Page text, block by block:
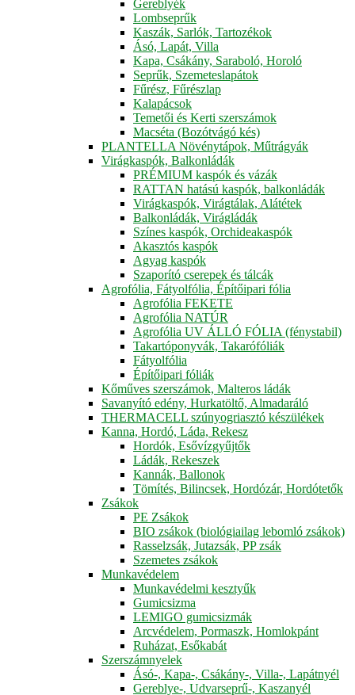
Gereblyék
Lombseprűk
Kaszák, Sarlók, Tartozékok
Ásó, Lapát, Villa
Kapa, Csákány, Saraboló, Horoló
Seprűk, Szemeteslapátok
Fűrész, Fűrészlap
Kalapácsok
Temetői és Kerti szerszámok
Macséta (Bozótvágó kés)
PLANTELLA Növénytápok, Műtrágyák
Virágkaspók, Balkonládák
PRÉMIUM kaspók és vázák
RATTAN hatású kaspók, balkonládák
Virágkaspók, Virágtálak, Alátétek
Balkonládák, Virágládák
Színes kaspók, Orchideakaspók
Akasztós kaspók
Agyag kaspók
Szaporító cserepek és tálcák
Agrofólia, Fátyolfólia, Építőipari fólia
Agrofólia FEKETE
Agrofólia NATÚR
Agrofólia UV ÁLLÓ FÓLIA (fénystabil)
Takartóponyvák, Takarófóliák
Fátyolfólia
Építőipari fóliák
Kőműves szerszámok, Malteros ládák
Savanyító edény, Hurkatöltő, Almadaráló
THERMACELL szúnyogriasztó készülékek
Kanna, Hordó, Láda, Rekesz
Hordók, Esővízgyűjtők
Ládák, Rekeszek
Kannák, Ballonok
Tömítés, Bilincsek, Hordózár, Hordótetők
Zsákok
PE Zsákok
BIO zsákok (biológiailag lebomló zsákok)
Rasselzsák, Jutazsák, PP zsák
Szemetes zsákok
Munkavédelem
Munkavédelmi kesztyűk
Gumicsizma
LEMIGO gumicsizmák
Arcvédelem, Pormaszk, Homlokpánt
Ruházat, Esőkabát
Szerszámnyelek
Ásó-, Kapa-, Csákány-, Villa-, Lapátnyél
Gereblye-, Udvarseprű-, Kaszanyél